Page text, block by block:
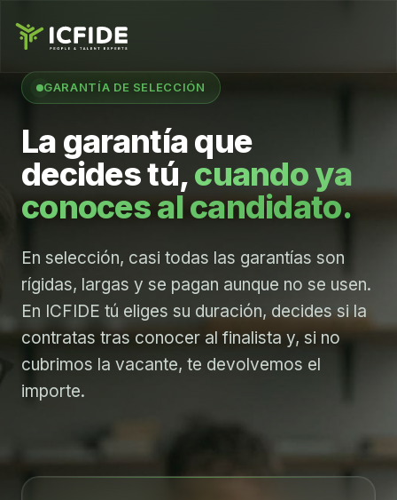
GARANTÍA DE SELECCIÓN
La garantía que
decides tú,cuando ya
conoces al candidato.
En selección, casi todas las garantías son
rígidas, largas y se pagan aunque no se usen.
En ICFIDE tú eliges su duración, decides si la
contratas tras conocer al finalista y, si no
cubrimos la vacante, te devolvemos el
importe.